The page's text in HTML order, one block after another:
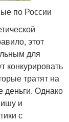
по России
этот
для
конкурировать
тратят на
деньги. Однако
и
с